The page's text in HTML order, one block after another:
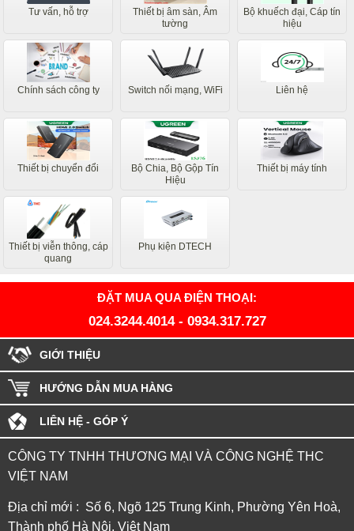
Tư vấn, hỗ trợ
Thiết bị âm sàn, Âm
tường
Bộ khuếch đại, Cáp tín
hiệu
Chính sách công ty Switch nối mạng, WiFi Liên hệ
Thiết bị chuyển đổi
Bộ Chia, Bộ Gộp Tín
Hiệu
Thiết bị máy tính
Thiết bị viễn thông, cáp
quang
Phụ kiện DTECH
ĐẶT MUA QUA ĐIỆN THOẠI:
024.3244.4014- 0934.317.727
GIỚI THIỆU
HƯỚNG DẪN MUA HÀNG
LIÊN HỆ - GÓP Ý
CÔNG TY TNHH THƯƠNG MẠI VÀ CÔNG NGHỆ THC
VIỆT NAM
Địa chỉ mới : Số 6, Ngõ 125 Trung Kinh, Phường Yên Hoà,
Thành phố Hà Nội, Việt Nam